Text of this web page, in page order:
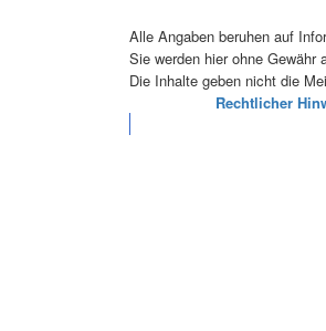
Alle Angaben beruhen auf
Sie werden hier ohne Gewähr
Die Inhalte geben nicht die
Rechtlicher